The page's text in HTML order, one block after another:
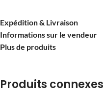
Expédition & Livraison
Informations sur le vendeur
Plus de produits
Produits connexes